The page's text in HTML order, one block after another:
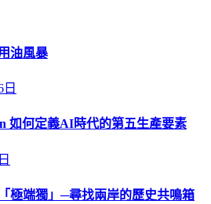
油風暴
如何定義AI時代的第五生產要素
極端獨」─尋找兩岸的歷史共鳴箱